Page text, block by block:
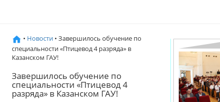
• Новости • Завершилось обучение по
специальности «Птицевод 4 разряда» в
Казанском ГАУ!
Завершилось обучение по
специальности «Птицевод 4
разряда» в Казанском ГАУ!